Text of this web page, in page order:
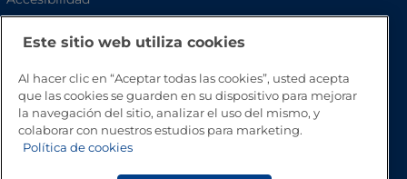
Preguntas frecuentes
Este sitio web utiliza cookies
Al hacer clic en “Aceptar todas las cookies”, usted acepta
que las cookies se guarden en su dispositivo para mejorar
la navegación del sitio, analizar el uso del mismo, y
colaborar con nuestros estudios para marketing.
Política de cookies